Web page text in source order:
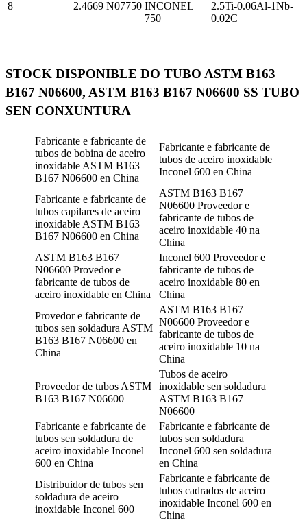
8 2.4669 N07750 INCONEL
750
2.5Ti-0.06Al-1Nb-
0.02C
STOCK DISPONIBLE DO TUBO ASTM B163
B167 N06600, ASTM B163 B167 N06600 SS TUBO
SEN CONXUNTURA
Fabricante e fabricante de
tubos de bobina de aceiro
inoxidable ASTM B163
B167 N06600 en China
Fabricante e fabricante de
tubos de aceiro inoxidable
Inconel 600 en China
Fabricante e fabricante de
tubos capilares de aceiro
inoxidable ASTM B163
B167 N06600 en China
ASTM B163 B167
N06600 Proveedor e
fabricante de tubos de
aceiro inoxidable 40 na
China
ASTM B163 B167
N06600 Provedor e
fabricante de tubos de
aceiro inoxidable en China
Inconel 600 Proveedor e
fabricante de tubos de
aceiro inoxidable 80 en
China
Provedor e fabricante de
tubos sen soldadura ASTM
B163 B167 N06600 en
China
ASTM B163 B167
N06600 Proveedor e
fabricante de tubos de
aceiro inoxidable 10 na
China
Proveedor de tubos ASTM
B163 B167 N06600
Tubos de aceiro
inoxidable sen soldadura
ASTM B163 B167
N06600
Fabricante e fabricante de
tubos sen soldadura de
aceiro inoxidable Inconel
600 en China
Fabricante e fabricante de
tubos sen soldadura
Inconel 600 sen soldadura
en China
Distribuidor de tubos sen
soldadura de aceiro
inoxidable Inconel 600
Fabricante e fabricante de
tubos cadrados de aceiro
inoxidable Inconel 600 en
China